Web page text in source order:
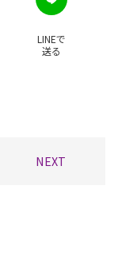
LINEで
送る
NEXT